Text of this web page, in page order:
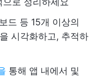
드 등 15개 이상의
시각화하고, 추적하
통해 앱 내에서 및